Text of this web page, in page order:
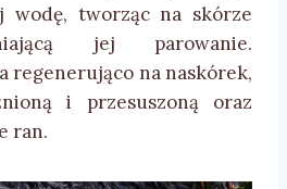
wodę, tworząc na skórze
jej parowanie.
regenerująco na naskórek,
i przesuszoną oraz
ran.